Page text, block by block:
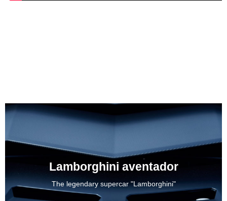
Lamborghini aventador
The legendary supercar "Lamborghini"